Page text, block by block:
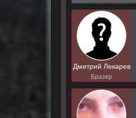
Дмитрий Лекарев
Бразер